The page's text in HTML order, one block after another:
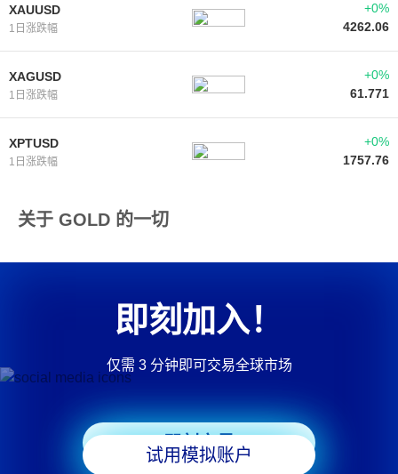
XAUUSD
1日涨跌幅
+0%
4262.06
XAGUSD
1日涨跌幅
+0%
61.771
XPTUSD
1日涨跌幅
+0%
1757.76
关于 GOLD 的一切
即刻加入！
仅需 3 分钟即可交易全球市场
即刻交易
试用模拟账户